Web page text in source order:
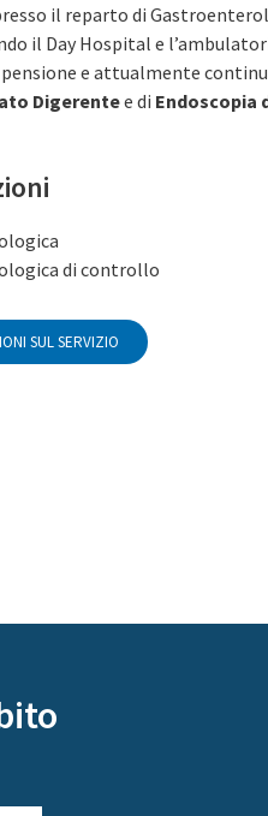
il reparto di
il Day Hospital e
pensione e attualmente
Digerentee di Endoscopia
di controllo
SUL SERVIZIO